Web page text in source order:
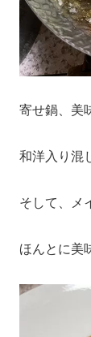
寄せ鍋、美
和洋入り混
そして、メ
ほんとに美